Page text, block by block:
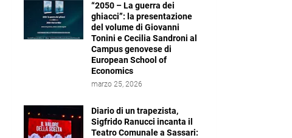
“2050 – La guerra dei
ghiacci”: la presentazione
del volume di Giovanni
Tonini e Cecilia Sandroni al
Campus genovese di
European School of
Economics
marzo 25, 2026
Diario di un trapezista,
Sigfrido Ranucci incanta il
Teatro Comunale a Sassari: